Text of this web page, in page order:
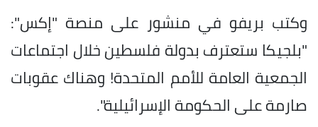
وكتب بريفو في منشور على منصة "إكس":
"بلجيكا ستعترف بدولة فلسطين خلال اجتماعات
الجمعية العامة للأمم المتحدة! وهناك عقوبات
صارمة على الحكومة الإسرائيلية".